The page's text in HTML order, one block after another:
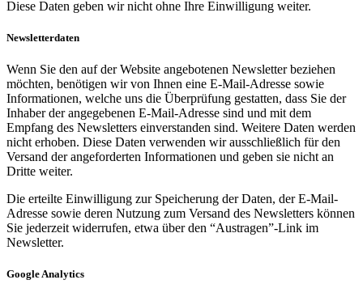
Diese Daten geben wir nicht ohne Ihre Einwilligung weiter.
Newsletterdaten
Wenn Sie den auf der Website angebotenen Newsletter beziehen
möchten, benötigen wir von Ihnen eine E-Mail-Adresse sowie
Informationen, welche uns die Überprüfung gestatten, dass Sie der
Inhaber der angegebenen E-Mail-Adresse sind und mit dem
Empfang des Newsletters einverstanden sind. Weitere Daten werden
nicht erhoben. Diese Daten verwenden wir ausschließlich für den
Versand der angeforderten Informationen und geben sie nicht an
Dritte weiter.
Die erteilte Einwilligung zur Speicherung der Daten, der E-Mail-
Adresse sowie deren Nutzung zum Versand des Newsletters können
Sie jederzeit widerrufen, etwa über den “Austragen”-Link im
Newsletter.
Google Analytics